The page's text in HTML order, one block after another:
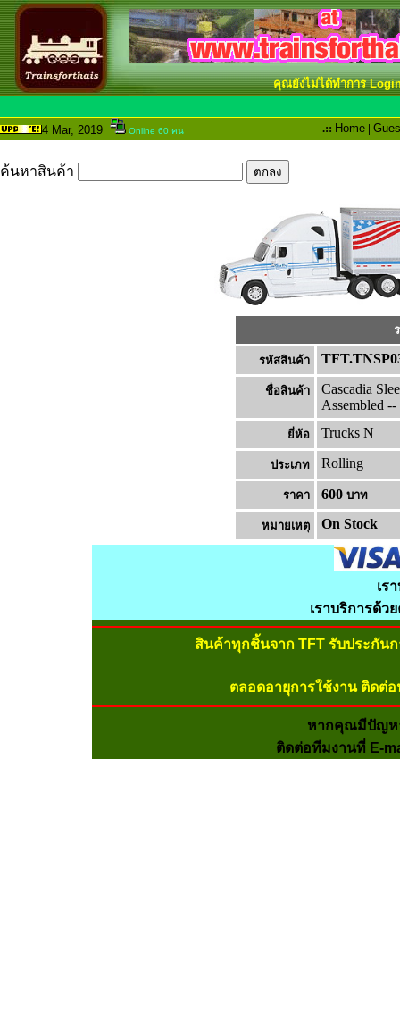
คุณยังไม่ได้ทำการ
4 Mar, 2019 Online 60 คน .:: Home |
ค้นหาสินค้า
รหัสสินค้า
ชื่อสินค้า
Cascadia
Assembled
ยี่ห้อ Trucks N
ประเภท Rolling
ราคา 600 บาท
หมายเหต On Stock
เร
เราบริการด้ว
สินค้าทุกชิ้นจาก TFT รับประกัน
ตลอดอายุการใช้งาน ติดต่
หากคุณมีปัญห
ติดต่อทีมงานที่ E-